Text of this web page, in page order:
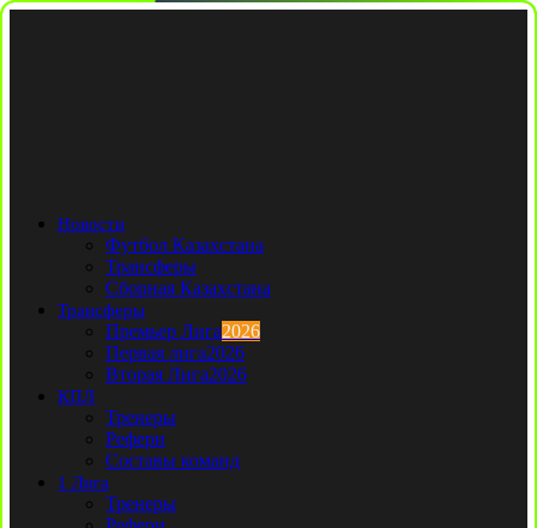
Новости
Футбол Казахстана
Трансферы
Сборная Казахстана
Трансферы
Премьер Лига2026
Первая лига2026
Вторая Лига2026
КПЛ
Тренеры
Рефери
Составы команд
1 Лига
Тренеры